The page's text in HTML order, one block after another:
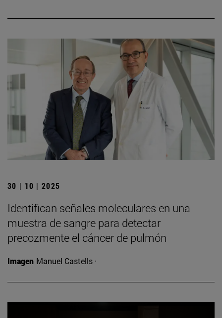
30 | 10 | 2025
Identifican señales moleculares en una
muestra de sangre para detectar
precozmente el cáncer de pulmón
Imagen Manuel Castells ·